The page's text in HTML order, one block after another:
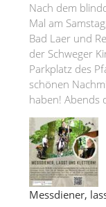
Nach dem
Mal am
Bad Laer und
der Schweger
Parkplatz des
schönen
haben! Abends
Messdiener,